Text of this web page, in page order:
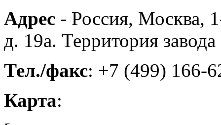
Адрес - Россия, Москва,
д. 19а. Территория
Тел./факс: +7 (499) 166-
Карта: